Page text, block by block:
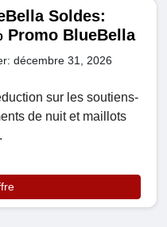
Soldes:
Promo BlueBella
décembre 31, 2026
sur les soutiens-
de nuit et maillots